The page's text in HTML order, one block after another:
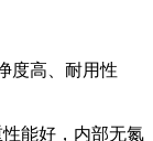
度高、耐用性
能好，内部无氮